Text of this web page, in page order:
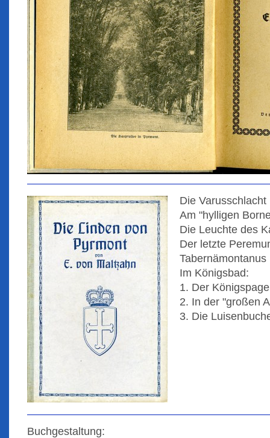
Die Varusschlacht
Am "hylligen
Die Leuchte des
Der letzte
Tabernämontanus
Im Königsbad:
1. Der Königspage
2. In der "großen
3. Die
Buchgestaltung: